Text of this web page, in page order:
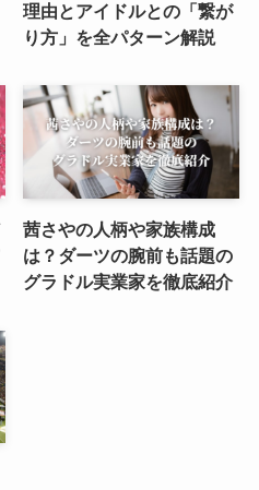
理由とアイドルとの「繋が
り方」を全パターン解説
茜さやの人柄や家族構成
は？ダーツの腕前も話題の
グラドル実業家を徹底紹介